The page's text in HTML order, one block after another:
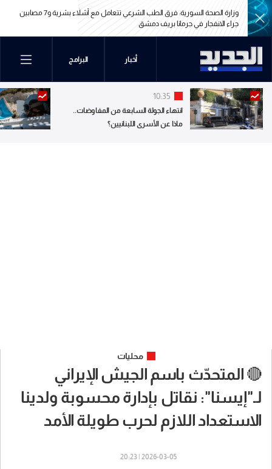
وزارة الصحة السورية: فرق الطب الشرعي تتعامل مع أشلاء بشرية و7 مصابين
جراء الانفجار في جرمانا بريف دمشق
جراء الانفجار في جرمانا بريف دمشق
أخبار البرامج
10:35
انتهاء الجولة السابعة من المفاوضات..
ماذا عن الأسرى اللبنانيين؟
محليات
🔴 المتحدّث باسم الجيش الإيراني
لـ"إيسنا": نقاتل بإدارة محسوبة ولدينا
الاستعداد اللازم لحرب طويلة الأمد
2026-03-05 | 20:23